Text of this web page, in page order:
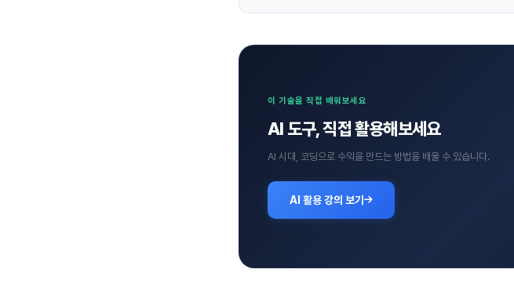
이 기술을 직접 배워보세요
AI 도구, 직접 활용해보세요
AI 시대, 코딩으로 수익을 만드는 방법을 배울 수 있습니다.
AI 활용 강의 보기